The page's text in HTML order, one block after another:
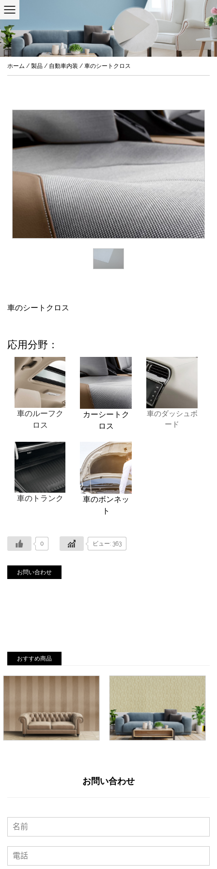
ホーム / 製品 / 自動車内装 / 車のシートクロス
車のシートクロス
応用分野：
車のルーフク
ロス
カーシートク
ロス
車のダッシュボ
ード
車のトランク
車のボンネッ
ト
0 ビュー: 363
お問い合わせ
おすすめ商品
お問い合わせ